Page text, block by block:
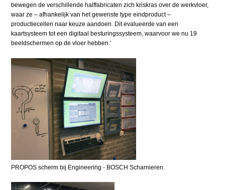
bewegen de verschillende halffabricaten zich kriskras over de werkvloer,
waar ze – afhankelijk van het gewenste type eindproduct –
productiecellen naar keuze aandoen. Dit evalueerde van een
kaartsysteem tot een digitaal besturingssysteem, waarvoor we nu 19
beeldschermen op de vloer hebben.’
PROPOS scherm bij Engineering - BOSCH Scharnieren.